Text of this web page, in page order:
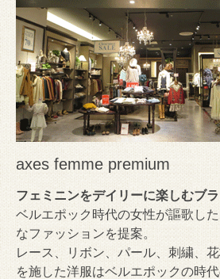
axes femme premium
フェミニンをデイリーに楽しむブ
ベルエポック時代の女性が謳歌し
なファッションを提案。
レース、リボン、パール、刺繍、
を施した洋服はベルエポックの時